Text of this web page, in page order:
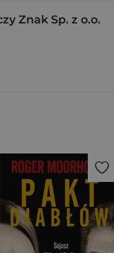
Znak Sp. z o.o.